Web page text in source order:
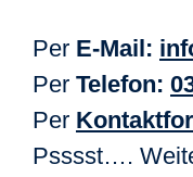
Per E-Mail:
Per Telefon:
Per
Psssst….